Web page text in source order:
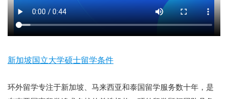
新加坡国立大学硕士留学条件
环外留学专注于新加坡、马来西亚和泰国留学服务数十年，是